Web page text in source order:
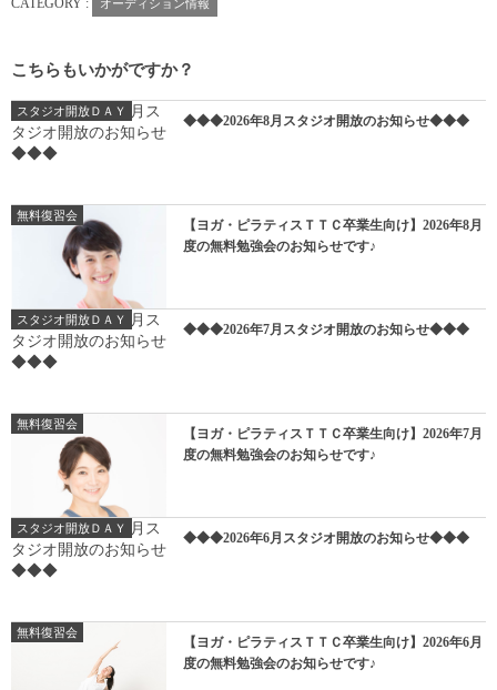
オーディション情報
こちらもいかがですか？
スタジオ開放ＤＡＹ
◆◆◆2026年8月スタジオ開放のお知らせ◆◆◆
無料復習会
【ヨガ・ピラティスＴＴＣ卒業生向け】2026年8月
度の無料勉強会のお知らせです♪
スタジオ開放ＤＡＹ
◆◆◆2026年7月スタジオ開放のお知らせ◆◆◆
無料復習会
【ヨガ・ピラティスＴＴＣ卒業生向け】2026年7月
度の無料勉強会のお知らせです♪
スタジオ開放ＤＡＹ
◆◆◆2026年6月スタジオ開放のお知らせ◆◆◆
無料復習会
【ヨガ・ピラティスＴＴＣ卒業生向け】2026年6月
度の無料勉強会のお知らせです♪